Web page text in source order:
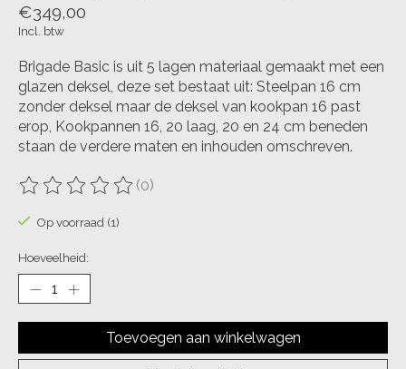
€349,00
Incl. btw
Brigade Basic is uit 5 lagen materiaal gemaakt met een
glazen deksel, deze set bestaat uit: Steelpan 16 cm
zonder deksel maar de deksel van kookpan 16 past
erop, Kookpannen 16, 20 laag, 20 en 24 cm beneden
staan de verdere maten en inhouden omschreven.
De beoordeling van dit product is
(0)
Op voorraad (1)
Hoeveelheid:
Toevoegen aan winkelwagen